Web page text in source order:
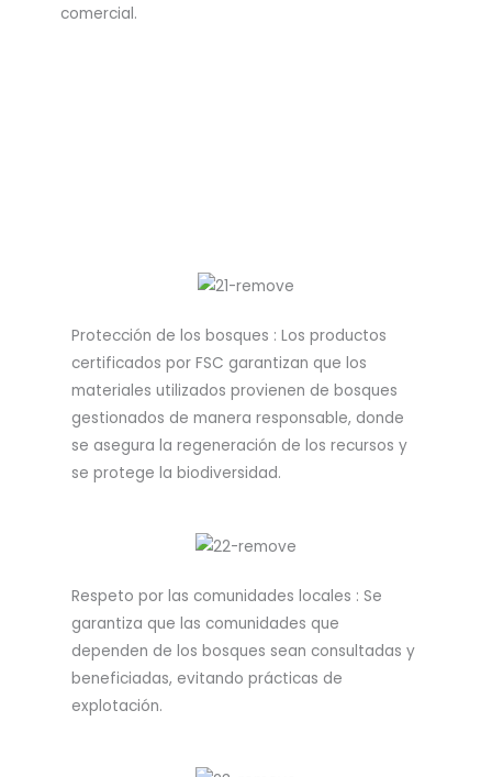
comercial.
Protección de los bosques : Los productos
certificados por FSC garantizan que los
materiales utilizados provienen de bosques
gestionados de manera responsable, donde
se asegura la regeneración de los recursos y
se protege la biodiversidad.
Respeto por las comunidades locales : Se
garantiza que las comunidades que
dependen de los bosques sean consultadas y
beneficiadas, evitando prácticas de
explotación.